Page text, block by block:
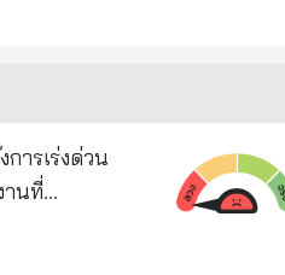
ฑ์
ามและ
โอชา เป็น
งปัจจุบัน
ยงเลือก
ดเจนไป
ารเร่งด่วน
านที่
ม่ จากการ